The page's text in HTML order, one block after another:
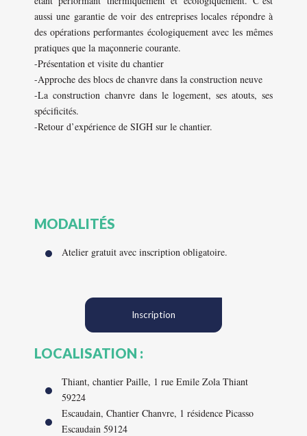
aussi une garantie de voir des entreprises locales répondre à
des opérations performantes écologiquement avec les mêmes
pratiques que la maçonnerie courante.
-Présentation et visite du chantier
-Approche des blocs de chanvre dans la construction neuve
-La construction chanvre dans le logement, ses atouts, ses
spécificités.
-Retour d’expérience de SIGH sur le chantier.
MODALITÉS
Atelier gratuit avec inscription obligatoire.
Inscription
LOCALISATION :
Thiant, chantier Paille, 1 rue Emile Zola Thiant
59224
Escaudain, Chantier Chanvre, 1 résidence Picasso
Escaudain 59124